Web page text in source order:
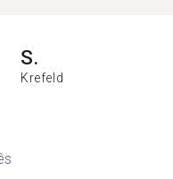
S.
Krefeld